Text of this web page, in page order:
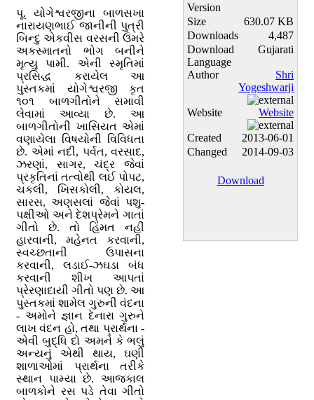
પૂ. યોગેશ્વરજીના બાળસખા
નારાયણભાઈ જાનીની પુત્રી
બિન્દુ એકવીસ વરસની ઉંમરે
અકસ્માતનો ભોગ બનીને
મૃત્યુ પામી. એની સ્મૃતિમાં
પ્રસિદ્ધ કરાયેલ આ
પુસ્તકમાં યોગેશ્વરજી કૃત
૧૦૧ બાળગીતોને સમાવી
લેવામાં આવ્યા છે. આ
બાળગીતોની ખાસિયત એમાં
વણાયેલા વિષયોની વિવિધતા
છે. એમાં નદી, પર્વત, વરસાદ,
ઝરણાં, સાગર, ચંદ્ર જેવાં
પ્રકૃતિનાં તત્વોથી લઈ પોપટ,
ચકલી, ખિસકોલી, કોયલ,
સારસ, અણસલાં જેવાં પશુ-
પક્ષીઓ અને દેશપ્રેમને ગાતાં
ગીતો છે. તો હિંમત નહીં
હારવાની, મહેનત કરવાની,
સ્વચ્છતાની ઉપાસના
કરવાની, લડાઈ-ઝઘડા બંધ
કરવાની શીખ આપતાં
પ્રેરણાદાયી ગીતો પણ છે. આ
પુસ્તકમાં શામેલ ગુરુની વંદના
- અમોને જ્ઞાન દેનારા ગુરુને
લાખ વંદન હો, તથા પ્રાર્થના -
એવી બુદ્ધિ દો અમને કે ભલું
અન્યનું એથી થાય, ઘણી
શાળાઓમાં પ્રાર્થના તરીકે
સ્થાન પામ્યા છે. આજકાલ
બાળકોને રસ પડે તેવા ગીતો
Version
Size
630.07 KB
Downloads
4,487
Download
Language
Gujarati
Author
Shri
Yogeshwarji
Website Website
Created
2013-06-01
Changed
2014-09-03
Download